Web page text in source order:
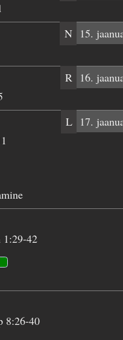
N
15.
R
16.
L
17.
1:29-42
8:26-40